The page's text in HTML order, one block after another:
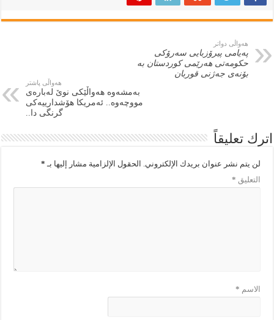
هەواڵی دواتر
پەیامی پیرۆزبایی سەرۆکی
حکومەتی هەرێمی کوردستان بە
بۆنەی جەژنی قوربان
هەواڵی پاشتر
بەمشەوە هەواڵێكی نوێ لەبارەی
مووچەوە.. ئەمریكا هۆشدارییەكی
گرنگی دا..
اترك تعليقاً
لن يتم نشر عنوان بريدك الإلكتروني. الحقول الإلزامية مشار إليها بـ *
التعليق *
الاسم *